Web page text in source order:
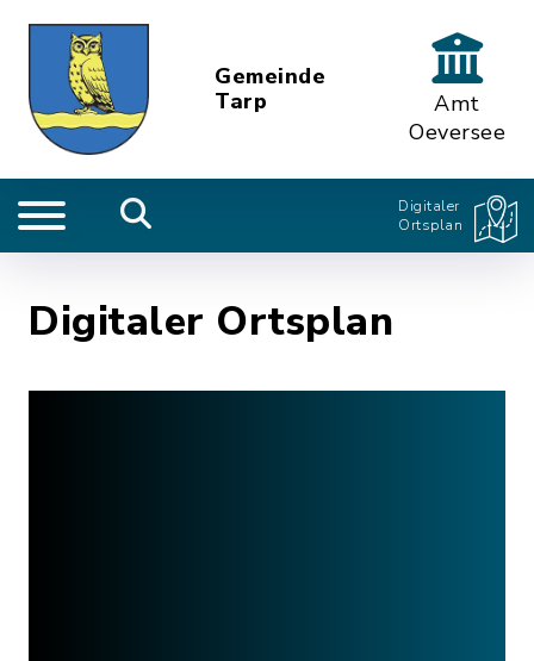
Gemeinde
Tarp
Amt
Oeversee
Digitaler
Ortsplan
Digitaler Ortsplan